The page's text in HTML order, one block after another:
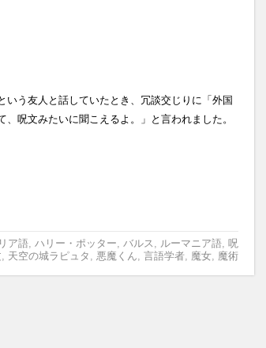
いう友人と話していたとき、冗談交じりに「外国
、呪文みたいに聞こえるよ。」と言われました。
ア語, ハリー・ポッター バルス ルーマニア語,
呪
天空の城ラピュタ 悪魔くん 言語学者, 魔女, 魔術